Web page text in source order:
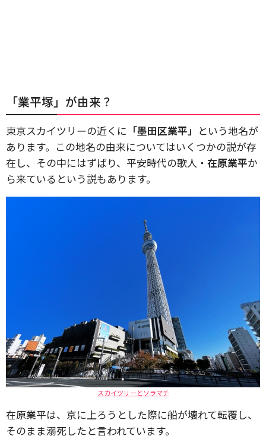
「業平塚」が由来？
東京スカイツリーの近くに 「墨田区業平」 という地名が
あります。この地名の由来についてはいくつかの説が存
在し、その中にはずばり、平安時代の歌人・ 在原業平か
ら来ているという説もあります。
スカイツリーとソラマチ
在原業平は、京に上ろうとした際に船が壊れて転覆し、
そのまま溺死したと言われています。